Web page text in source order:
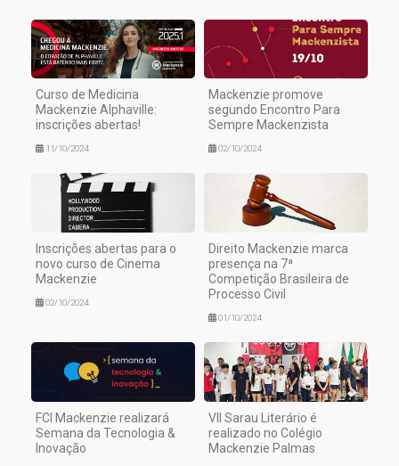
Curso de Medicina
Mackenzie Alphaville:
inscrições abertas!
11/10/2024
Mackenzie promove
segundo Encontro Para
Sempre Mackenzista
02/10/2024
Inscrições abertas para o
novo curso de Cinema
Mackenzie
02/10/2024
Direito Mackenzie marca
presença na 7ª
Competição Brasileira de
Processo Civil
01/10/2024
FCI Mackenzie realizará
Semana da Tecnologia &
Inovação
VII Sarau Literário é
realizado no Colégio
Mackenzie Palmas